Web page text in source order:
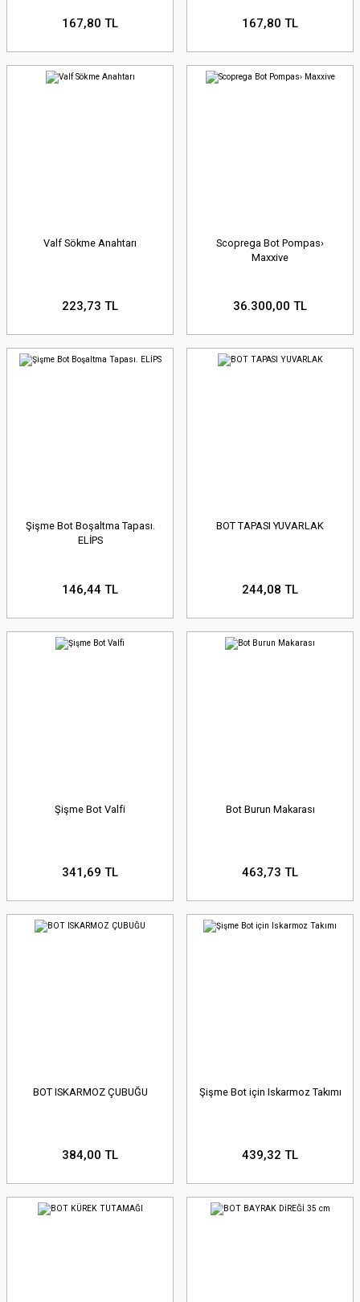
167,80 TL 167,80 TL
Valf Sökme Anahtarı
223,73 TL
Scoprega Bot Pompas›
Maxxive
36.300,00 TL
Şişme Bot Boşaltma Tapası.
ELİPS
146,44 TL
BOT TAPASI YUVARLAK
244,08 TL
Şişme Bot Valfi
341,69 TL
Bot Burun Makarası
463,73 TL
BOT ISKARMOZ ÇUBUĞU
384,00 TL
Şişme Bot için Iskarmoz Takımı
439,32 TL